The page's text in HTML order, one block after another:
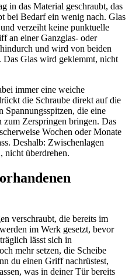
in das Material geschraubt, das
bei Bedarf ein wenig nach. Glas
verzeiht keine punktuelle
an einer Ganzglas- oder
und wird von beiden
Das Glas wird geklemmt, nicht
immer eine weiche
die Schraube direkt auf die
Spannungsspitzen, die eine
zum Zerspringen bringen. Das
Wochen oder Monate
Deshalb: Zwischenlagen
nicht überdrehen.
verschraubt, die bereits im
im Werk gesetzt, bevor
lässt sich in
mehr setzen, die Scheibe
du einen Griff nachrüstest,
was in deiner Tür bereits